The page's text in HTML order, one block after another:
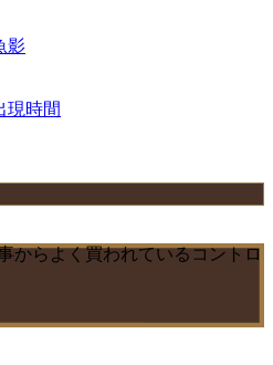
影
現時間
からよく買われているコントロ